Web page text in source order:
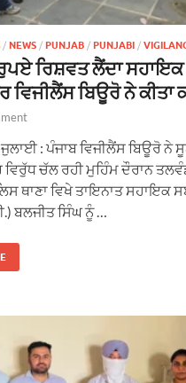
/ NEWS / PUNJAB / PUNJABI /
ਰਿਸ਼ਵਤ ਲੈਂਦਾ
ਬਿਊਰੋ ਨੇ ਕੀਤਾ
: ਪੰਜਾਬ ਵਿਜੀਲੈਂਸ ਬਿਊਰੋ ਨੇ
ਵਿਰੁੱਧ ਚੱਲ ਰਹੀ ਮੁਹਿੰਮ ਦੌਰਾਨ
ਥਾਣਾ ਵਿਖੇ ਤਾਇਨਾਤ
ਬਲਜੀਤ ਸਿੰਘ ਨੂੰ …